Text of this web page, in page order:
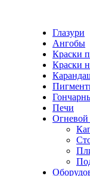
Глазури
Ангобы
Краски
Краски
Печи
Огневой